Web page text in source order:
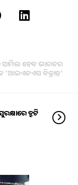
ସାମିଲ ହେବ ଭାରତର
ବିକ୍ରାନ୍ତ’
ତ୍ରୁଟି